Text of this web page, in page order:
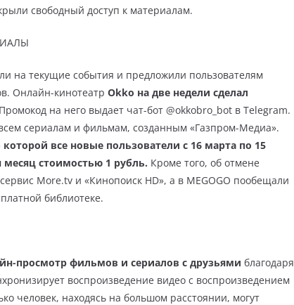
свободный доступ к материалам.
на текущие события и предложили пользователям
Онлайн-кинотеатр Okko на две недели сделал
на него выдает чат-бот @okkobro_bot в Telegram.
сериалам и фильмам, созданным «Газпром-Медиа».
все новые пользователи с 16 марта по 15
стоимостью 1 рубль. Кроме того, об отмене
More.tv и «Кинопоиск HD», а в MEGOGO пообещали
библиотеке.
просмотр фильмов и сериалов с друзьями благодаря
воспроизведение видео с воспроизведением
человек, находясь на большом расстоянии, могут